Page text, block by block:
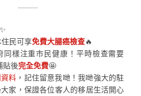
民可享免費大腸癌檢查🔥
同樣注重市民健康！平時檢查需要
貼後完全免費🤩
料 ，記住留意我哋！我哋強大的駐
家，保證各位客人的移居生活開心